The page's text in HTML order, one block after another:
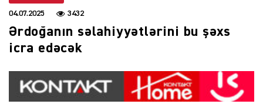
04.07.2025 3432
Ərdoğanın səlahiyyətlərini bu şəxs
icra edəcək